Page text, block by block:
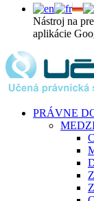
Nástroj na
aplikácie
PRÁVNE